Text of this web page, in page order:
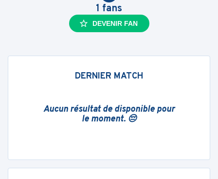
1 fans
DEVENIR FAN
DERNIER MATCH
Aucun résultat de disponible pour
le moment. 😔